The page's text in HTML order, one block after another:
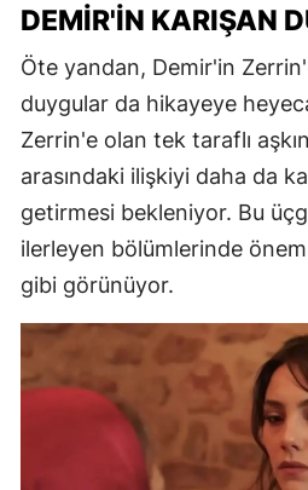
DEMIR'IN KARIŞAN
Öte yandan, Demir'in
duygular da hikayeye
Zerrin'e olan tek taraflı
arasındaki ilişkiyi daha da
getirmesi bekleniyor. Bu
ilerleyen bölümlerinde
gibi görünüyor.